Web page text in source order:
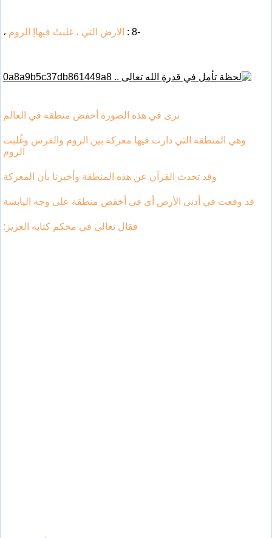
-8 : الارض التي ، غلبتُ فيهااِ الروم ،
نرى في هذه الصورة أخفض منطقة في العالم
وهي المنطقة التي دارت فيها معركة بين الروم والفرس وغُلبت
الروم
وقد تحدث القرآن عن هذه المنطقة وأخبرنا بأن المعركة
قد وقعت في أدنى الأرض أي في أخفض منطقة على وجه اليابسة
فقال تعالى في محكم كتابه العزيز: